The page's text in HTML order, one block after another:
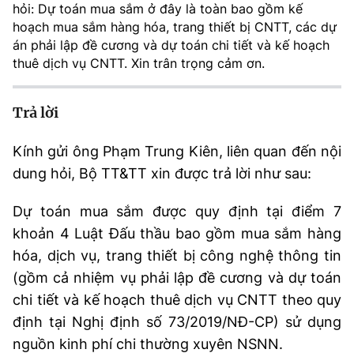
Lịch sử phát triển
Sở Khoa học và Công nghệ
Đổi mới sáng tạo
Chuyển đổi số
Tiêu chuẩn, đo lường, chất lượng
Năng lượng nguyên tử
Tin tổng hợp
Tin địa phương
Hệ thống văn bản
Văn bản QPPL
MST IOFFICE
THỐNG KÊ
Đổi mới sáng tạo
Chuyển đổi số
Bưu chính, Viễn thông
Sở hữu trí tuệ
Tiêu chuẩn, đo lường, chất lượng
THƯ ĐIỆN TỬ
Videos
Infographic
Ảnh
Voice
hỏi: Dự toán mua sắm ở đây là toàn bao gồm kế
hoạch mua sắm hàng hóa, trang thiết bị CNTT, các dự
án phải lập đề cương và dự toán chi tiết và kế hoạch
thuê dịch vụ CNTT. Xin trân trọng cảm ơn.
Trả lời
Kính gửi ông Phạm Trung Kiên, liên quan đến nội
dung hỏi, Bộ TT&TT xin được trả lời như sau:
Dự toán mua sắm được quy định tại điểm 7
khoản 4 Luật Đấu thầu bao gồm mua sắm hàng
hóa, dịch vụ, trang thiết bị công nghệ thông tin
(gồm cả nhiệm vụ phải lập đề cương và dự toán
chi tiết và kế hoạch thuê dịch vụ CNTT theo quy
định tại Nghị định số 73/2019/NĐ-CP) sử dụng
nguồn kinh phí chi thường xuyên NSNN.